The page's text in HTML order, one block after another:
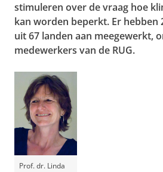
stimuleren over de vraag hoe
kan worden beperkt. Er hebben
uit 67 landen aan meegewerkt,
medewerkers van de RUG.
Prof. dr. Linda